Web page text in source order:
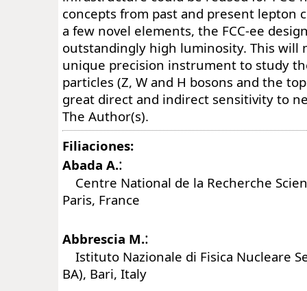
concepts from past and present lepton
a few novel elements, the FCC-ee
outstandingly high luminosity. This will
unique precision instrument to study
particles (Z, W and H bosons and the
great direct and indirect sensitivity to
The Author(s).
Filiaciones:
Abada A.:
Centre National de la Recherche
Paris, France
Abbrescia M.:
Istituto Nazionale di Fisica Nucleare
BA), Bari, Italy